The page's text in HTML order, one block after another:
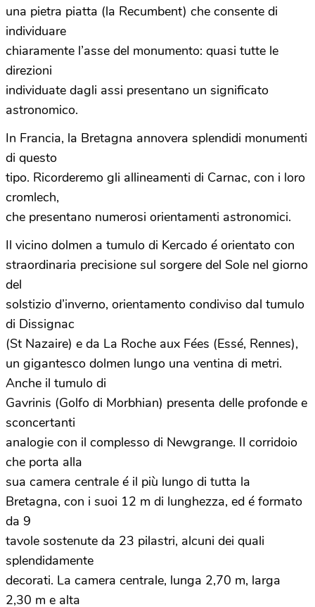
una pietra piatta (la Recumbent) che consente di
individuare
chiaramente l’asse del monumento: quasi tutte le
direzioni
individuate dagli assi presentano un significato
astronomico.
In Francia, la Bretagna annovera splendidi monumenti
di questo
tipo. Ricorderemo gli allineamenti di Carnac, con i loro
cromlech,
che presentano numerosi orientamenti astronomici.
Il vicino dolmen a tumulo di Kercado é orientato con
straordinaria precisione sul sorgere del Sole nel giorno
del
solstizio d’inverno, orientamento condiviso dal tumulo
di Dissignac
(St Nazaire) e da La Roche aux Fées (Essé, Rennes),
un gigantesco dolmen lungo una ventina di metri.
Anche il tumulo di
Gavrinis (Golfo di Morbhian) presenta delle profonde e
sconcertanti
analogie con il complesso di Newgrange. Il corridoio
che porta alla
sua camera centrale é il più lungo di tutta la
Bretagna, con i suoi 12 m di lunghezza, ed é formato
da 9
tavole sostenute da 23 pilastri, alcuni dei quali
splendidamente
decorati. La camera centrale, lunga 2,70 m, larga
2,30 m e alta